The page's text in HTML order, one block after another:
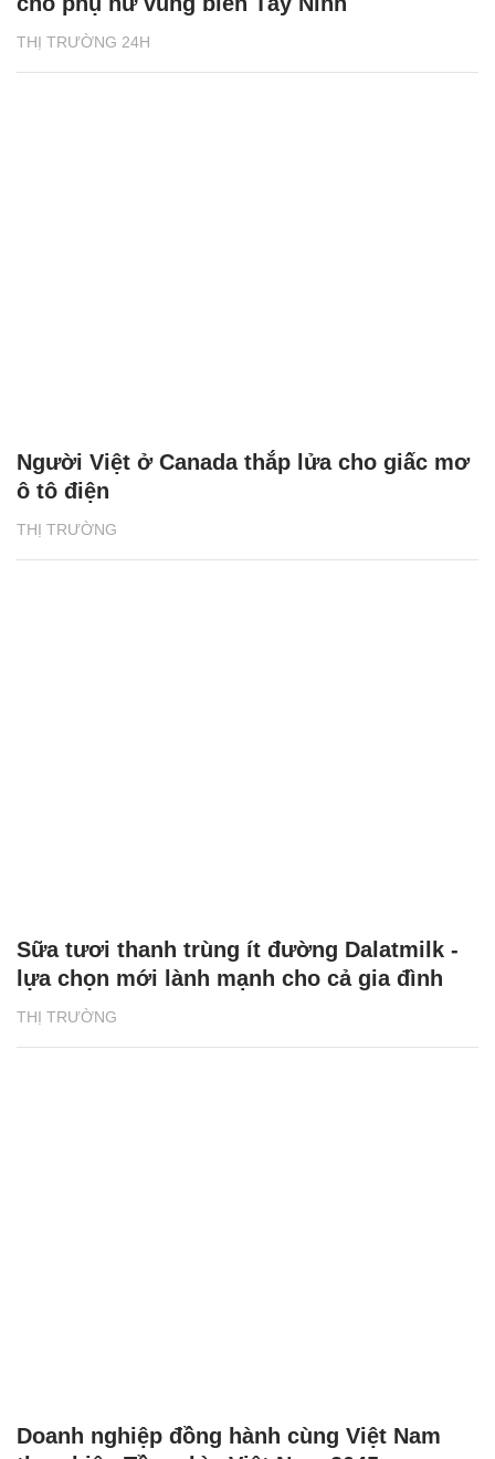
THỊ TRƯỜNG 24H
THỊ TRƯỜNG
Người Việt ở Canada thắp lửa cho giấc mơ
ô tô điện
THỊ TRƯỜNG
Sữa tươi thanh trùng ít đường Dalatmilk -
lựa chọn mới lành mạnh cho cả gia đình
Doanh nghiệp đồng hành cùng Việt Nam